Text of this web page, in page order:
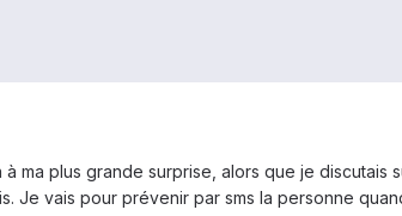
ma plus grande surprise, alors que je
Je vais pour prévenir par sms la personne